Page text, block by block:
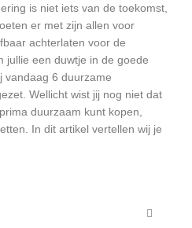
is niet iets van de toekomst,
er met zijn allen voor
achterlaten voor de
jullie een duwtje in de goede
vandaag 6 duurzame
Wellicht wist jij nog niet dat
duurzaam kunt kopen,
In dit artikel vertellen wij je